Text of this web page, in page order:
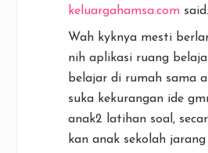
keluargahamsa.com
Wah kyknya mesti
nih aplikasi ruang
belajar di rumah sama
suka kekurangan ide
anak2 latihan soal,
kan anak sekolah